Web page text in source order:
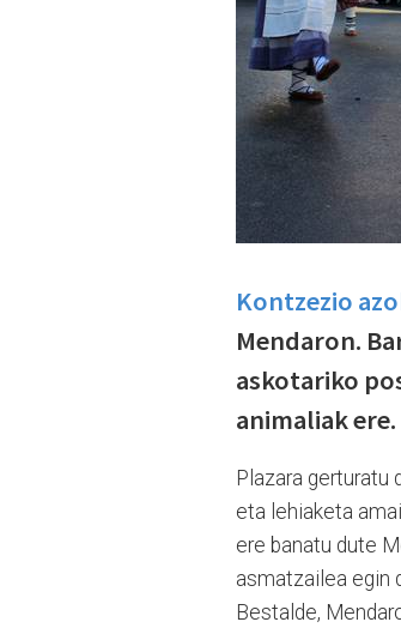
Kontzezio
Mendaron.
askotariko
animaliak ere.
Plazara gerturatu
eta lehiaketa
ere banatu dute
asmatzailea egin
Bestalde,